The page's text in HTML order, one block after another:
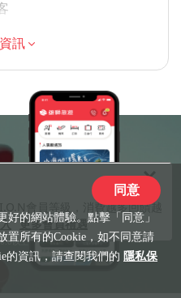
會員等級，消費越多回饋越
更多會員禮遇
訊
以上
的網站體驗。點擊「同意」
置所有的Cookie，如不同意請
的資訊，請查閱我們的 隱私保
同意